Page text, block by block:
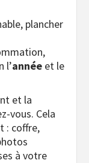
plancher
l’année et le
et la
vous. Cela
: coffre,
à votre